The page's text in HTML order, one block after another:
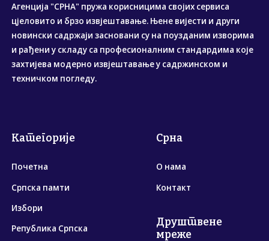
Агенција "СРНА" пружа корисницима својих сервиса
цјеловито и брзо извјештавање. Њене вијести и други
новински садржаји засновани су на поузданим изворима
и рађени у складу са професионалним стандардима које
захтијева модерно извјештавање у садржинском и
техничком погледу.
Категорије
Почетна
Српска памти
Избори
Република Српска
Срна
О нама
Контакт
Друштвене
мреже